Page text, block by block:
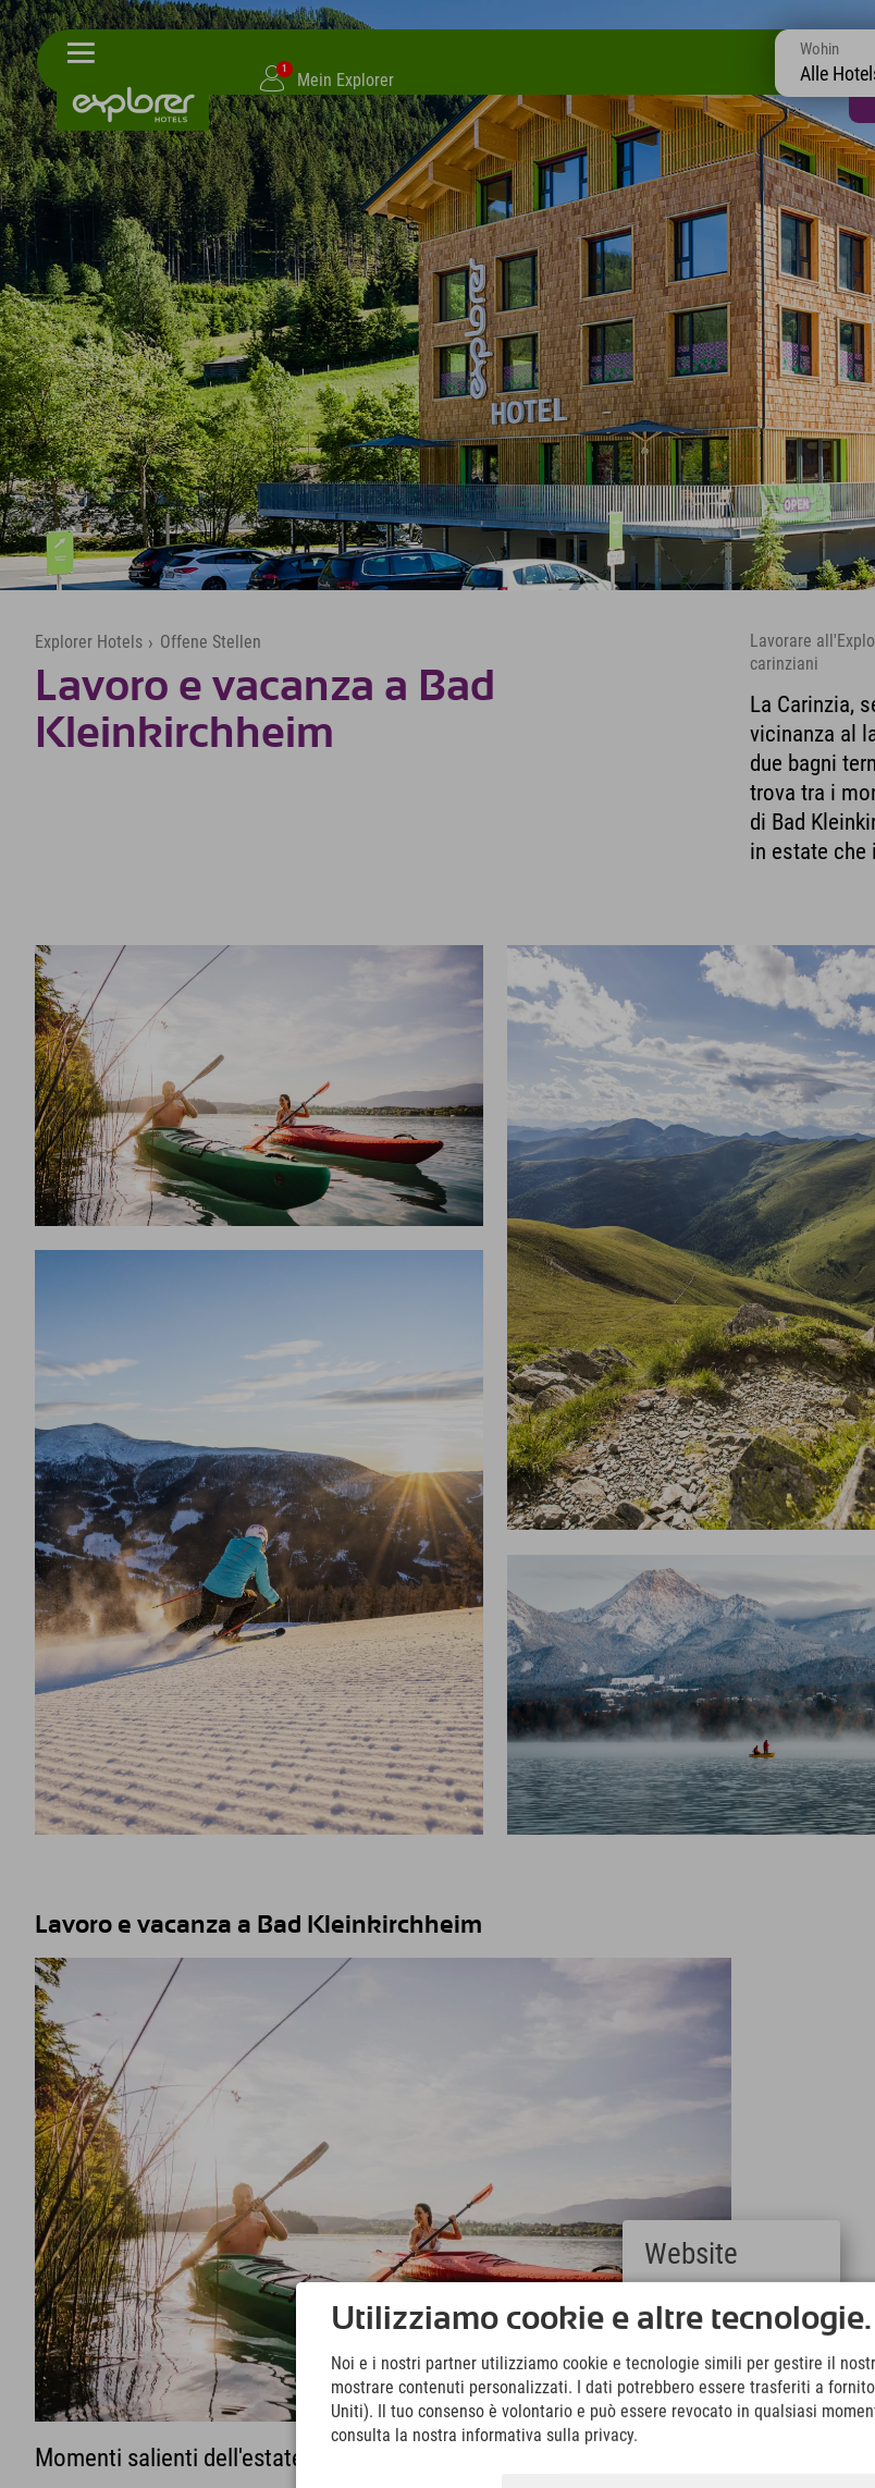
1
Mein Explorer
Wohin
Alle
Explorer Hotels › Offene Stellen
Lavoro e vacanza a Bad
Kleinkirchheim
Lavorare
carinziani
La Carinzia,
vicinanza al
due bagni
trova tra i
di Bad
in estate che
Lavoro e vacanza a Bad Kleinkirchheim
Momenti salienti dell'estate
Utilizziamo cookie e altre tecnologie.
Noi e i nostri partner utilizziamo cookie e tecnologie simili per gestire il
mostrare contenuti personalizzati. I dati potrebbero essere trasferiti a
Uniti). Il tuo consenso è volontario e può essere revocato in qualsiasi
consulta la nostra informativa sulla privacy.
Website
Deutsch
(German)
(English)
Italiano
(Italian)